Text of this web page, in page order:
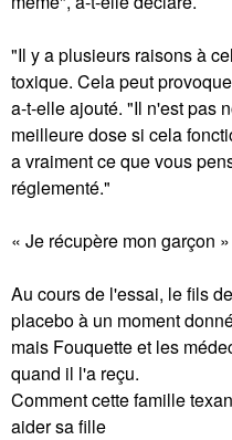
"Il y a plusieurs raisons à
toxique. Cela peut
a-t-elle ajouté. "Il n'est pas
meilleure dose si cela
a vraiment ce que vous
réglementé."
« Je récupère mon garçon »
Au cours de l'essai, le fils
placebo à un moment
mais Fouquette et les
quand il l'a reçu.
Comment cette famille
aider sa fille